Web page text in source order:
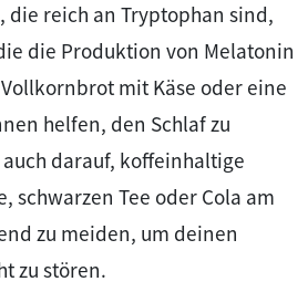
die reich an Tryptophan sind,
die Produktion von Melatonin
mit Käse oder eine
helfen, den Schlaf zu
darauf, koffeinhaltige
schwarzen Tee oder Cola am
zu meiden, um deinen
zu stören.